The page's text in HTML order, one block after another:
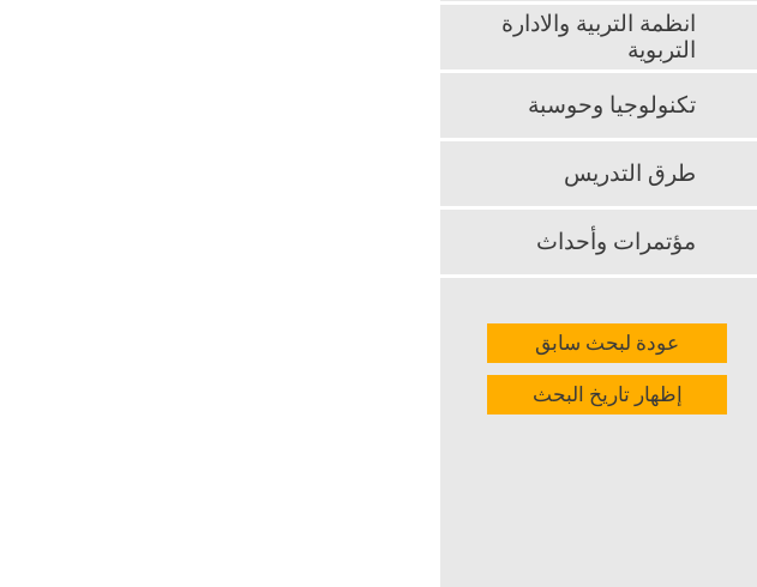
انظمة التربية والادارة
التربوية
تكنولوجيا وحوسبة
طرق التدريس
مؤتمرات وأحداث
عودة لبحث سابق
إظهار تاريخ البحث